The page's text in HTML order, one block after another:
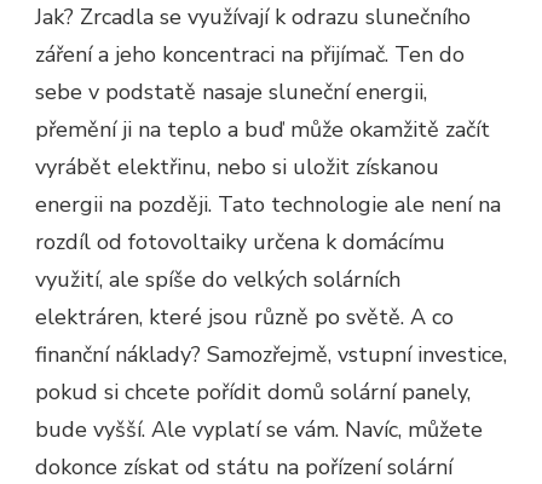
Jak? Zrcadla se využívají k odrazu slunečního
záření a jeho koncentraci na přijímač. Ten do
sebe v podstatě nasaje sluneční energii,
přemění ji na teplo a buď může okamžitě začít
vyrábět elektřinu, nebo si uložit získanou
energii na později. Tato technologie ale není na
rozdíl od fotovoltaiky určena k domácímu
využití, ale spíše do velkých solárních
elektráren, které jsou různě po světě. A co
finanční náklady? Samozřejmě, vstupní investice,
pokud si chcete pořídit domů solární panely,
bude vyšší. Ale vyplatí se vám. Navíc, můžete
dokonce získat od státu na pořízení solární